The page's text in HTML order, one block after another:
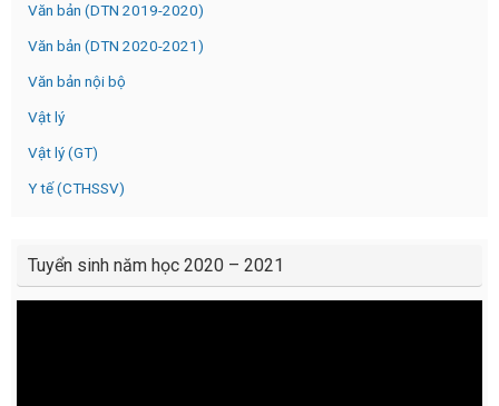
Văn bản (DTN 2019-2020)
Văn bản (DTN 2020-2021)
Văn bản nội bộ
Vật lý
Vật lý (GT)
Y tế (CTHSSV)
Tuyển sinh năm học 2020 – 2021